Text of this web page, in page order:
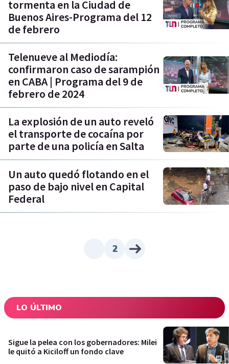
tormenta en la Ciudad de
Buenos Aires-Programa del 12
de febrero
Telenueve al Mediodía:
confirmaron caso de sarampión
en CABA | Programa del 9 de
febrero de 2024
La explosión de un auto reveló
el transporte de cocaína por
parte de una policía en Salta
Un auto quedó flotando en el
paso de bajo nivel en Capital
Federal
2
LO ÚLTIMO
Sigue la pelea con los gobernadores: Milei
le quitó a Kiciloff un fondo clave